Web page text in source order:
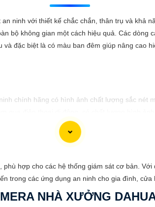
ninh với thiết kế chắc chắn, thân trụ và khả
bộ không gian một cách hiệu quả. Các dòng
đặc biệt là có màu ban đêm giúp nâng cao
chính hãng có hình ảnh chất lượng sắc nét
Full HD, hỗ trợ xoay 360 độ, phù hợp cho
chất lượng 1MP, có khả năng quan sát ban
hợp cho các hệ thống giám sát cơ bản.
trong các ứng dụng an ninh cho gia đình, cửa
NHÀ XƯỞNG